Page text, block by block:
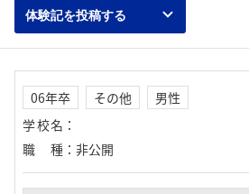
体験記を投稿する
06年卒 その他
男性
学校名 ：
職種 ： 非公開